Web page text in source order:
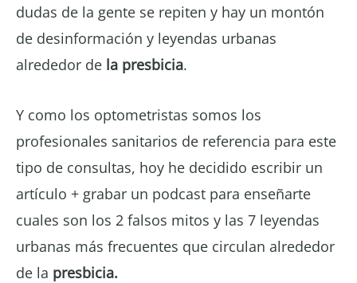
dudas de la gente se repiten y hay un montón
de desinformación y leyendas urbanas
alrededor de la presbicia.
Y como los optometristas somos los
profesionales sanitarios de referencia para este
tipo de consultas, hoy he decidido escribir un
artículo + grabar un podcast para enseñarte
cuales son los 2 falsos mitos y las 7 leyendas
urbanas más frecuentes que circulan alrededor
de la presbicia.